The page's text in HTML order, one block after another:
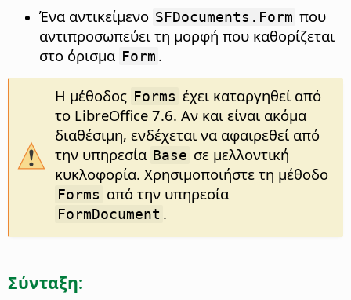
Ένα αντικείμενο SFDocuments.Form που
αντιπροσωπεύει τη μορφή που καθορίζεται
στο όρισμα Form .
Η μέθοδος Forms έχει καταργηθεί από
το LibreOffice 7.6. Αν και είναι ακόμα
διαθέσιμη, ενδέχεται να αφαιρεθεί από
την υπηρεσία Base σε μελλοντική
κυκλοφορία. Χρησιμοποιήστε τη μέθοδο
Forms από την υπηρεσία
FormDocument .
Σύνταξη: